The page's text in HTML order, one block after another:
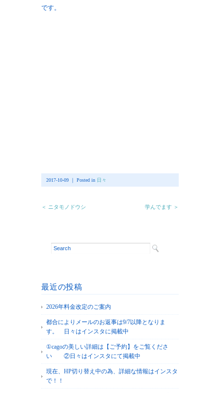
です。
2017-10-09 ｜ Posted in 日々
＜ ニタモノドウシ 学んでます ＞
最近の投稿
2026年料金改定のご案内
都合によりメールのお返事は9/7以降となりま
す。 日々はインスタに掲載中
①cagoの美しい詳細は【ご予約】をご覧くださ
い ②日々はインスタにて掲載中
現在、HP切り替え中の為、詳細な情報はインスタ
で！！